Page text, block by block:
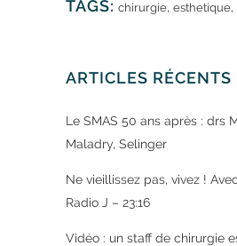
TAGS: chirurgie, esthetique,
ARTICLES RÉCENTS
Le SMAS 50 ans après : drs
Maladry, Selinger
Ne vieillissez pas, vivez !
Radio J – 23:16
Vidéo : un staff de chirurgie